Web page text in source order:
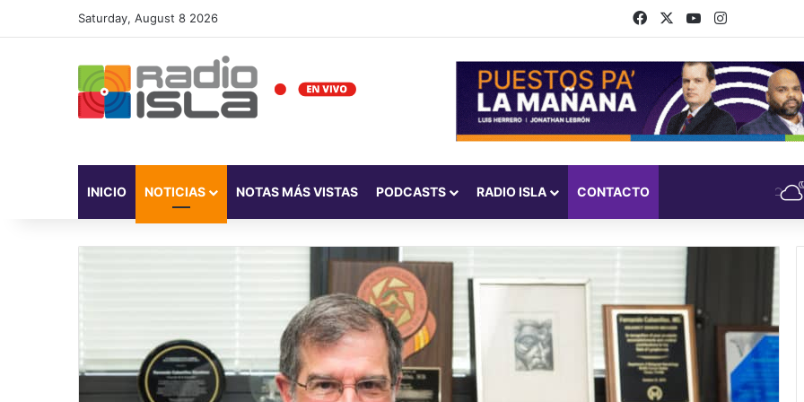
Saturday, August 8 2026 FacebookYouTubeInstagram
INICIO NOTICIAS NOTAS MÁS VISTAS PODCASTS RADIO ISLA CONTACTO